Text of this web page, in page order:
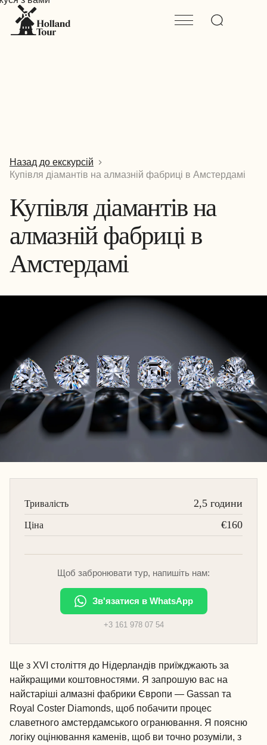
Назад до екскурсій
Купівля діамантів на алмазній фабриці в Амстердамі
Купівля діамантів на
алмазній фабриці в
Амстердамі
Ще з XVI століття до Нідерландів приїжджають за
найкращими коштовностями. Я запрошую вас на
найстаріші алмазні фабрики Європи — Gassan та
Royal Coster Diamonds, щоб побачити процес
славетного амстердамського огранювання. Я поясню
логіку оцінювання каменів, щоб ви точно розуміли, з
Тривалість 2,5 години
Ціна €160
Щоб забронювати тур, напишіть нам:
Зв'язатися в WhatsApp
+3 161 978 07 54